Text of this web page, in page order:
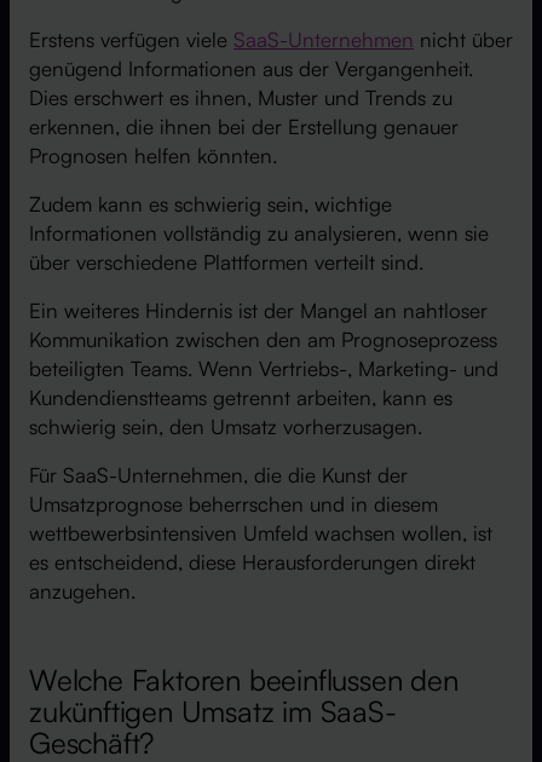
Erstens verfügen viele SaaS-Unternehmen nicht über
genügend Informationen aus der Vergangenheit.
Dies erschwert es ihnen, Muster und Trends zu
erkennen, die ihnen bei der Erstellung genauer
Prognosen helfen könnten.
Zudem kann es schwierig sein, wichtige
Informationen vollständig zu analysieren, wenn sie
über verschiedene Plattformen verteilt sind.
Ein weiteres Hindernis ist der Mangel an nahtloser
Kommunikation zwischen den am Prognoseprozess
beteiligten Teams. Wenn Vertriebs-, Marketing- und
Kundendienstteams getrennt arbeiten, kann es
schwierig sein, den Umsatz vorherzusagen.
Für SaaS-Unternehmen, die die Kunst der
Umsatzprognose beherrschen und in diesem
wettbewerbsintensiven Umfeld wachsen wollen, ist
es entscheidend, diese Herausforderungen direkt
anzugehen.
Welche Faktoren beeinflussen den
zukünftigen Umsatz im SaaS-
Geschäft?